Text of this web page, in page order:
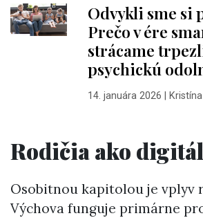
Odvykli sme si
Prečo v ére
strácame
psychickú
14. januára 2026
Rodičia ako
Osobitnou kapitolou je vplyv
Výchova funguje primárne